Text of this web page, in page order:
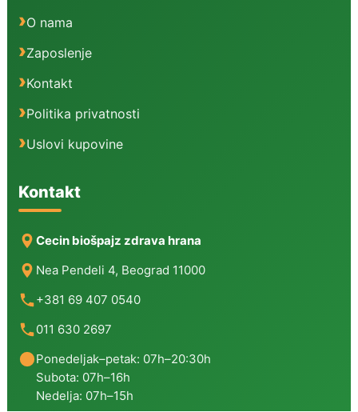
O nama
Zaposlenje
Kontakt
Politika privatnosti
Uslovi kupovine
Kontakt
Cecin biošpajz zdrava hrana
Nea Pendeli 4, Beograd 11000
+381 69 407 0540
011 630 2697
Ponedeljak–petak: 07h–20:30h
Subota: 07h–16h
Nedelja: 07h–15h